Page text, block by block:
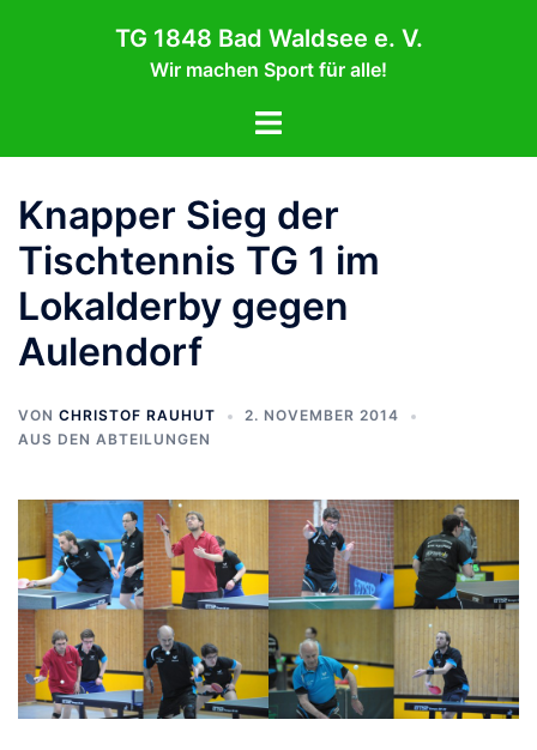
TG 1848 Bad Waldsee e. V.
Wir machen Sport für alle!
Menü
Knapper Sieg der
Tischtennis TG 1 im
Lokalderby gegen
Aulendorf
VON CHRISTOF RAUHUT
2. NOVEMBER 2014
AUS DEN ABTEILUNGEN